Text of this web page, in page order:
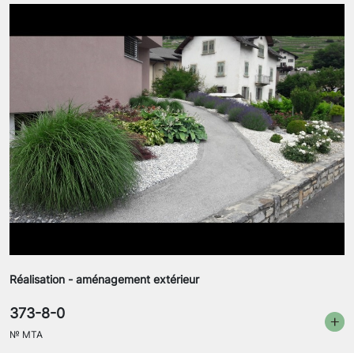
Réalisation - aménagement extérieur
373-8-0
№ MTA